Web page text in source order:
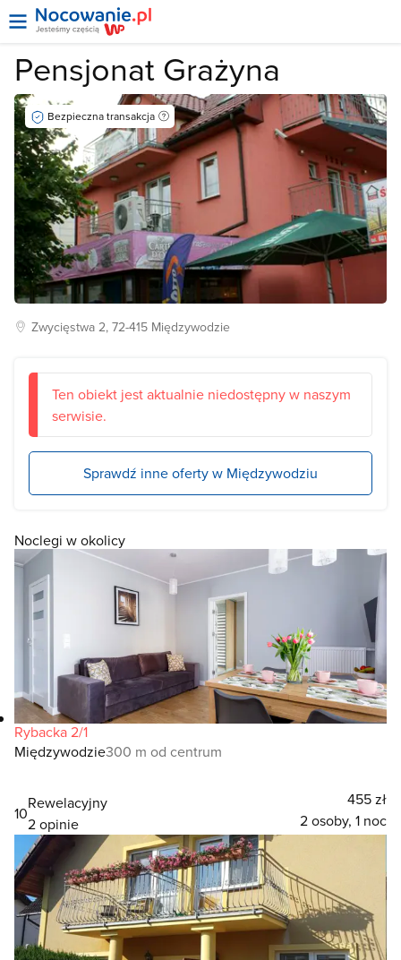
Pensjonat Grażyna
Bezpieczna transakcja
Zwycięstwa2, 72-415 Międzywodzie
Ten obiekt jest aktualnie niedostępny w naszym
serwisie.
Sprawdź inne oferty w Międzywodziu
Noclegi w okolicy
Rybacka 2/1
Międzywodzie300 m od centrum
10
Rewelacyjny
2 opinie
455 zł
2 osoby, 1 noc